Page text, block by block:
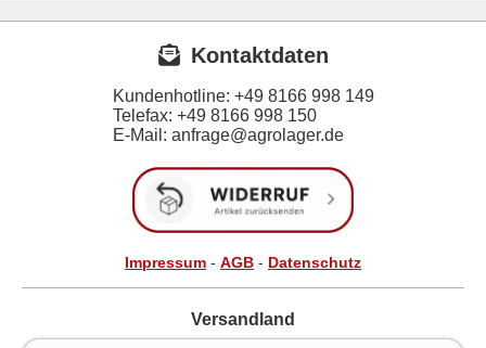
Kontaktdaten
Kundenhotline: +49 8166 998 149
Telefax: +49 8166 998 150
E-Mail: anfrage@agrolager.de
Impressum - AGB - Datenschutz
Versandland